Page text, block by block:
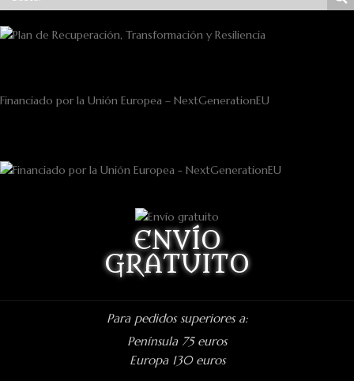
Financiado por la Unión Europea – NextGenerationEU
ENVÍO
GRATUITO
Para pedidos superiores a:
Península 75 euros
Europa 130 euros